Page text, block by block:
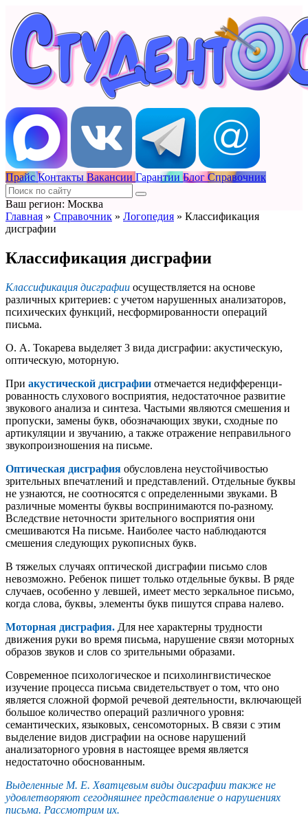
Прайс Контакты Вакансии Гарантии Блог Справочник
Ваш регион: Москва
Главная » Справочник » Логопедия » Классификация
дисграфии
Классификация дисграфии
Классификация дисграфии осуществляется на основе
различных критериев: с учетом нарушенных анализаторов,
психических функций, несформированности операций
письма.
О. А. Токарева выделяет 3 вида дисграфии: акустическую,
оптическую, моторную.
При акустической дисграфии отмечается недифференци-
рованность слухового восприятия, недостаточное развитие
звукового анализа и синтеза. Частыми являются смешения и
пропуски, замены букв, обозначающих звуки, сходные по
артикуляции и звучанию, а также отражение неправильного
звукопроизношения на письме.
Оптическая дисграфия обусловлена неустойчивостью
зрительных впечатлений и представлений. Отдельные буквы
не узнаются, не соотносятся с определенными звуками. В
различные моменты буквы воспринимаются по-разному.
Вследствие неточности зрительного восприятия они
смешиваются На письме. Наиболее часто наблюдаются
смешения следующих рукописных букв.
В тяжелых случаях оптической дисграфии письмо слов
невозможно. Ребенок пишет только отдельные буквы. В ряде
случаев, особенно у левшей, имеет место зеркальное письмо,
когда слова, буквы, элементы букв пишутся справа налево.
Моторная дисграфия. Для нее характерны трудности
движения руки во время письма, нарушение связи моторных
образов звуков и слов со зрительными образами.
Современное психологическое и психолингвистическое
изучение процесса письма свидетельствует о том, что оно
является сложной формой речевой деятельности, включающей
большое количество операций различного уровня:
семантических, языковых, сенсомоторных. В связи с этим
выделение видов дисграфии на основе нарушений
анализаторного уровня в настоящее время является
недостаточно обоснованным.
Выделенные М. Е. Хватцевым виды дисграфии также не
удовлетворяют сегодняшнее представление о нарушениях
письма. Рассмотрим их.